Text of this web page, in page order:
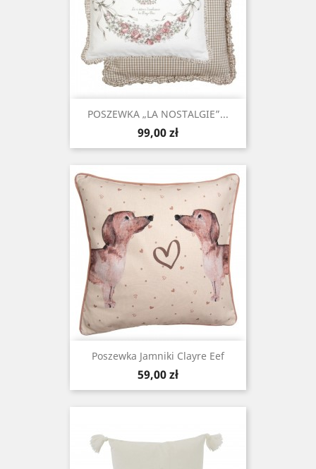
POSZEWKA „LA NOSTALGIE”...
Cena
99,00 zł
Poszewka Jamniki Clayre Eef
Cena
59,00 zł